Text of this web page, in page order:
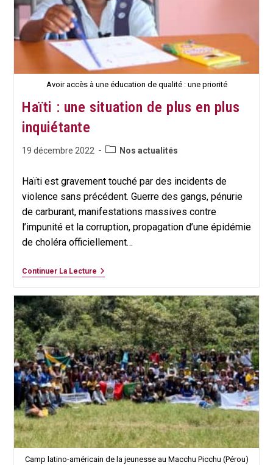
Avoir accès à une éducation de qualité : une priorité
Haïti : une situation de plus en plus
inquiétante
Publication
19 décembre 2022
PostNos actualités
Haïti est gravement touché par des incidents de
violence sans précédent. Guerre des gangs, pénurie
de carburant, manifestations massives contre
l’impunité et la corruption, propagation d’une épidémie
de choléra officiellement…
Continuer La LectureHaïti
Situation
De
Plus
En
Plus
Inquiétante
Camp latino-américain de la jeunesse au Macchu Picchu (Pérou)